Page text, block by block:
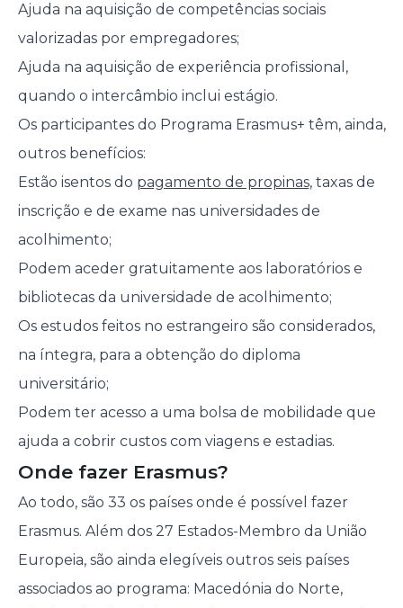
Ajuda na aquisição de competências sociais
valorizadas por empregadores;
Ajuda na aquisição de experiência profissional,
quando o intercâmbio inclui estágio.
Os participantes do Programa Erasmus+ têm, ainda,
outros benefícios:
Estão isentos do pagamento de propinas, taxas de
inscrição e de exame nas universidades de
acolhimento;
Podem aceder gratuitamente aos laboratórios e
bibliotecas da universidade de acolhimento;
Os estudos feitos no estrangeiro são considerados,
na íntegra, para a obtenção do diploma
universitário;
Podem ter acesso a uma bolsa de mobilidade que
ajuda a cobrir custos com viagens e estadias.
Onde fazer Erasmus?
Ao todo, são 33 os países onde é possível fazer
Erasmus. Além dos 27 Estados-Membro da União
Europeia, são ainda elegíveis outros seis países
associados ao programa: Macedónia do Norte,